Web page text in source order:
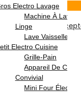
Accessoires Pour
70CM
Electro Lavage
Machine À Laver /
Linge
Lave Vaisselle
Electro Cuisine
Grille-Pain
Appareil De
Convivial
Mini Four